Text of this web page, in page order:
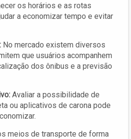
os horários e as rotas
a economizar tempo e evitar
No mercado existem diversos
que usuários acompanhem
dos ônibus e a previsão
Avaliar a possibilidade de
ou aplicativos de carona pode
meios de transporte de forma